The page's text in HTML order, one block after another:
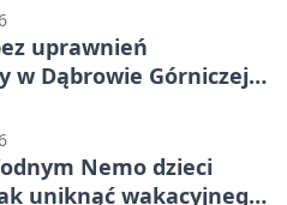
uprawnień
w Dąbrowie Górniczej.
Nemo dzieci
uniknąć wakacyjnego